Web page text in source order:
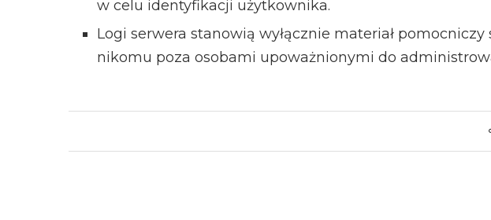
w celu identyfikacji użytkownika.
Logi serwera stanowią wyłącznie materiał
nikomu poza osobami upoważnionymi do